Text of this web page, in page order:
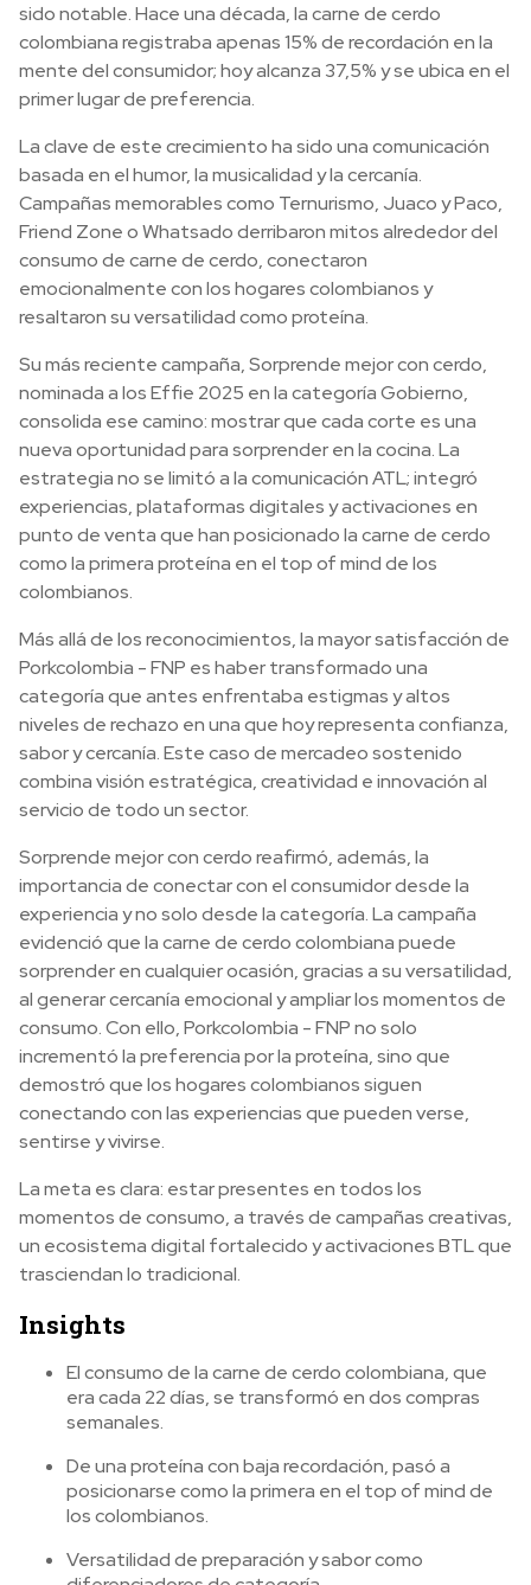
sido notable. Hace una década, la carne de cerdo
colombiana registraba apenas 15% de recordación en la
mente del consumidor; hoy alcanza 37,5% y se ubica en el
primer lugar de preferencia.
La clave de este crecimiento ha sido una comunicación
basada en el humor, la musicalidad y la cercanía.
Campañas memorables como Ternurismo, Juaco y Paco,
Friend Zone o Whatsado derribaron mitos alrededor del
consumo de carne de cerdo, conectaron
emocionalmente con los hogares colombianos y
resaltaron su versatilidad como proteína.
Su más reciente campaña, Sorprende mejor con cerdo,
nominada a los Effie 2025 en la categoría Gobierno,
consolida ese camino: mostrar que cada corte es una
nueva oportunidad para sorprender en la cocina. La
estrategia no se limitó a la comunicación ATL; integró
experiencias, plataformas digitales y activaciones en
punto de venta que han posicionado la carne de cerdo
como la primera proteína en el top of mind de los
colombianos.
Más allá de los reconocimientos, la mayor satisfacción de
Porkcolombia - FNP es haber transformado una
categoría que antes enfrentaba estigmas y altos
niveles de rechazo en una que hoy representa confianza,
sabor y cercanía. Este caso de mercadeo sostenido
combina visión estratégica, creatividad e innovación al
servicio de todo un sector.
Sorprende mejor con cerdo reafirmó, además, la
importancia de conectar con el consumidor desde la
experiencia y no solo desde la categoría. La campaña
evidenció que la carne de cerdo colombiana puede
sorprender en cualquier ocasión, gracias a su versatilidad,
al generar cercanía emocional y ampliar los momentos de
consumo. Con ello, Porkcolombia - FNP no solo
incrementó la preferencia por la proteína, sino que
demostró que los hogares colombianos siguen
conectando con las experiencias que pueden verse,
sentirse y vivirse.
La meta es clara: estar presentes en todos los
momentos de consumo, a través de campañas creativas,
un ecosistema digital fortalecido y activaciones BTL que
trasciendan lo tradicional.
Insights
El consumo de la carne de cerdo colombiana, que
era cada 22 días, se transformó en dos compras
semanales.
De una proteína con baja recordación, pasó a
posicionarse como la primera en el top of mind de
los colombianos.
Versatilidad de preparación y sabor como